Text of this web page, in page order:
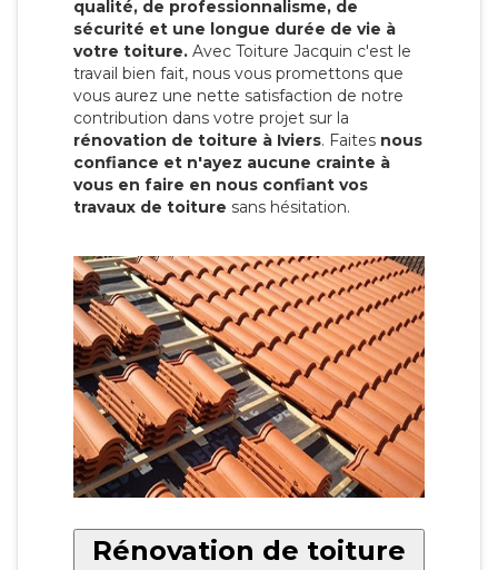
qualité, de professionnalisme, de
sécurité et une longue durée de vie à
votre toiture. Avec Toiture Jacquin c'est le
travail bien fait, nous vous promettons que
vous aurez une nette satisfaction de notre
contribution dans votre projet sur la
rénovation de toiture à Iviers. Faites nous
confiance et n'ayez aucune crainte à
vous en faire en nous confiant vos
travaux de toiture sans hésitation.
Rénovation de toiture